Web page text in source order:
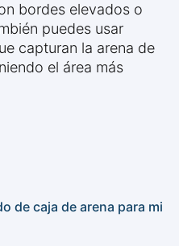
bordes elevados o
puedes usar
capturan la arena de
el área más
de caja de arena para mi